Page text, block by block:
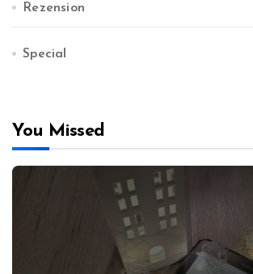
Rezension
Special
You Missed